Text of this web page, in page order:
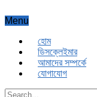
Menu
হোম
ডিসক্লেইমার
আমাদের সম্পর্কে
যোগাযোগ